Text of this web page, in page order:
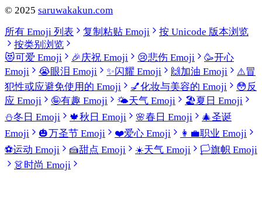
© 2025 saruwakakun.com
所有 Emoji 列表
复制粘贴 Emoji
按 Unicode 版本浏览
按类别浏览
😻可爱 Emoji 🎉庆祝 Emoji 😢悲伤 Emoji 🥳开心
Emoji
😭眼泪 Emoji ✨闪耀 Emoji 🙌 加油 Emoji ⚠️冒
犯性或应避免使用的 Emoji
💅化妆与美容的 Emoji 😳反
应 Emoji
🤪有趣 Emoji 🌤️天气 Emoji 🏖️夏日 Emoji
⛄冬日 Emoji 🍁秋日 Emoji 🌸春日 Emoji 🎄圣诞
Emoji
🎃万圣节 Emoji ❤️爱心 Emoji 👩‍💼职业 Emoji
⚽运动 Emoji 🍰甜点 Emoji ☀️天气 Emoji 🏳️旗帜 Emoji
👗时尚 Emoji